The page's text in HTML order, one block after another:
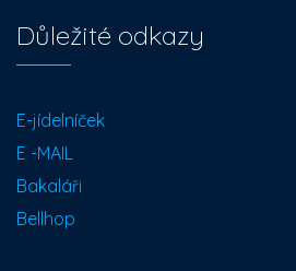
Důležité odkazy
E-jídelníček
E -MAIL
Bakaláři
Bellhop